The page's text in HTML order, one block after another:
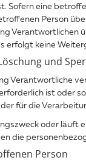
Sofern eine
Person
Verantwortlichen
erfolgt keine
und
Verantwortliche
ist oder
für die
oder läuft
die
Person